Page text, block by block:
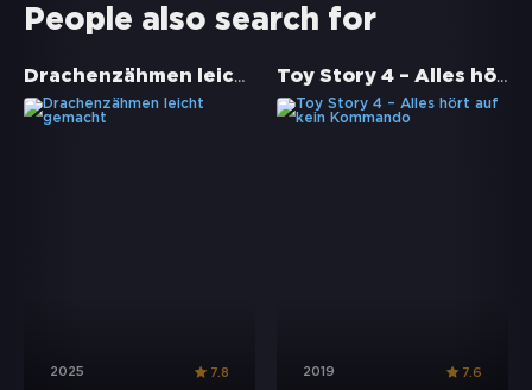
People also search for
Drachenzähmen leicht gemacht
2025 7.8
Toy Story 4 – Alles hört auf kein Kommando
2019 7.6